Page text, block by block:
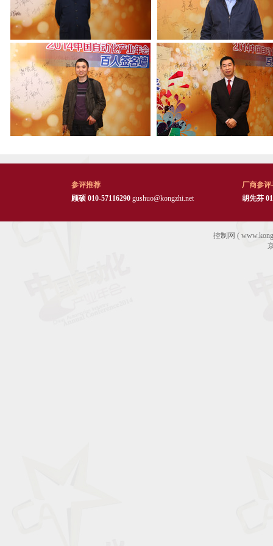
参评推荐
顾硕 010-57116290 gushuo@kongzhi.net
厂商参
胡先芬
控制网 (